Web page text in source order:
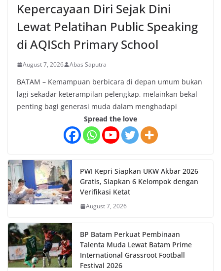
Kepercayaan Diri Sejak Dini
Lewat Pelatihan Public Speaking
di AQISch Primary School
August 7, 2026 Abas Saputra
BATAM – Kemampuan berbicara di depan umum bukan
lagi sekadar keterampilan pelengkap, melainkan bekal
penting bagi generasi muda dalam menghadapi
Spread the love
PWI Kepri Siapkan UKW Akbar 2026
Gratis, Siapkan 6 Kelompok dengan
Verifikasi Ketat
August 7, 2026
BP Batam Perkuat Pembinaan
Talenta Muda Lewat Batam Prime
International Grassroot Football
Festival 2026